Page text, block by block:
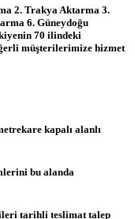
2. Trakya Aktarma 3.
6. Güneydoğu
70 ilindeki
müşterilerimize hizmet
kapalı alanlı
bu alanda
ileri tarihli teslimat talep